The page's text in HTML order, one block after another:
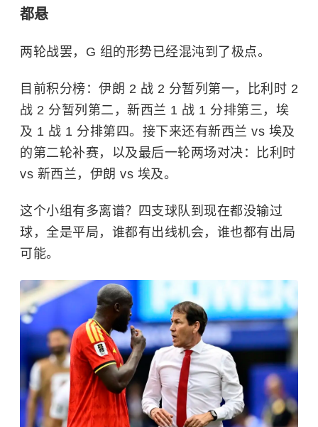
都悬
两轮战罢，G 组的形势已经混沌到了极点。
目前积分榜：伊朗 2 战 2 分暂列第一，比利时 2
战 2 分暂列第二，新西兰 1 战 1 分排第三，埃
及 1 战 1 分排第四。接下来还有新西兰 vs 埃及
的第二轮补赛，以及最后一轮两场对决：比利时
vs 新西兰，伊朗 vs 埃及。
这个小组有多离谱？四支球队到现在都没输过
球，全是平局，谁都有出线机会，谁也都有出局
可能。